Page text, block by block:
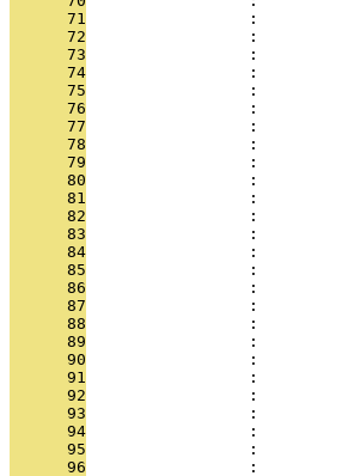
      71
:
      72
:
      73
:
      74
:
      75
:
      76
:
      77
:
      78
:
      79
:
      80
:
      81
:
      82
:
      83
:
      84
:
      85
:
      86
:
      87
:
      88
:
      89
:
      90
:
      91
:
      92
:
      93
:
      94
:
      95
:
      96
: